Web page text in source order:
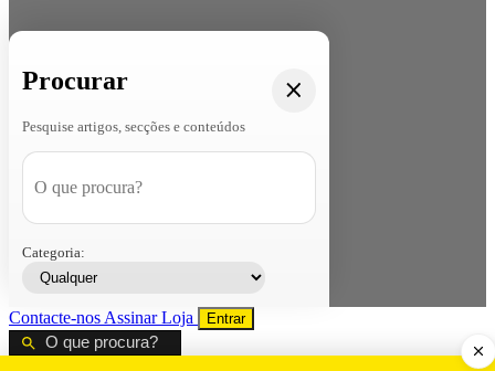
Procurar
Pesquise artigos, secções e conteúdos
Categoria:
Contacte-nos AssinarLoja Entrar